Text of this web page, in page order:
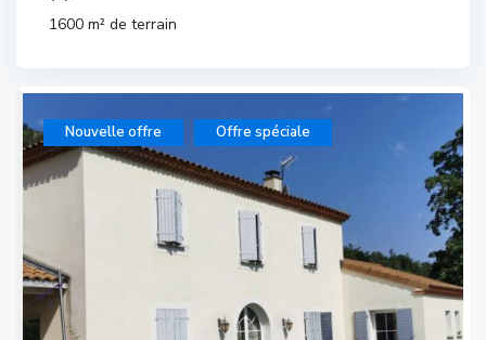
1600 m² de terrain
Nouvelle offre Offre spéciale